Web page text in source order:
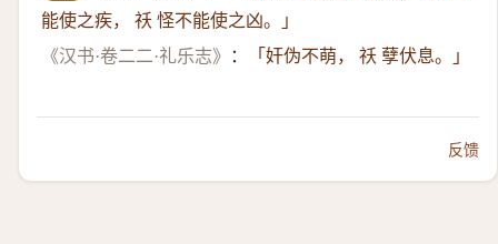
能使之疾， 祅 怪不能使之凶。」
《汉书·卷二二·礼乐志》
： 「奸伪不萌， 祅 孽伏息。」
反馈